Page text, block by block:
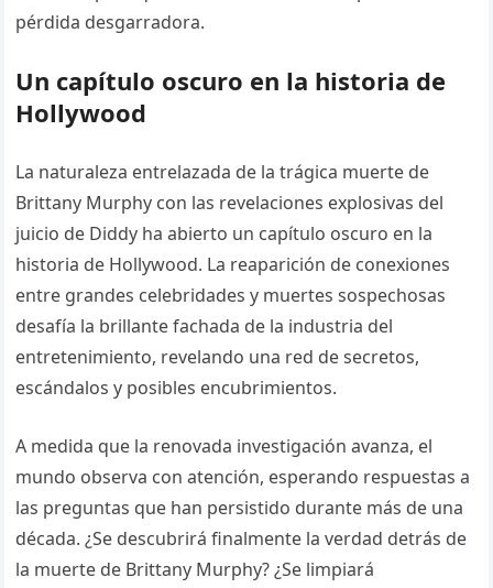
pérdida desgarradora.
Un capítulo oscuro en la historia de
Hollywood
La naturaleza entrelazada de la trágica muerte de
Brittany Murphy con las revelaciones explosivas del
juicio de Diddy ha abierto un capítulo oscuro en la
historia de Hollywood. La reaparición de conexiones
entre grandes celebridades y muertes sospechosas
desafía la brillante fachada de la industria del
entretenimiento, revelando una red de secretos,
escándalos y posibles encubrimientos.
A medida que la renovada investigación avanza, el
mundo observa con atención, esperando respuestas a
las preguntas que han persistido durante más de una
década. ¿Se descubrirá finalmente la verdad detrás de
la muerte de Brittany Murphy? ¿Se limpiará